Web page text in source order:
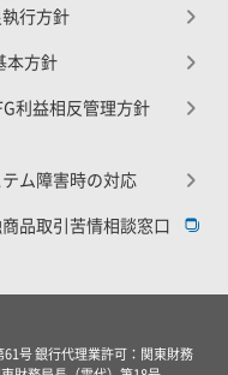
執行方針
本方針
利益相反管理方針
テム障害時の対応
品取引苦情相談窓口
号 銀行代理業許可：関東財務